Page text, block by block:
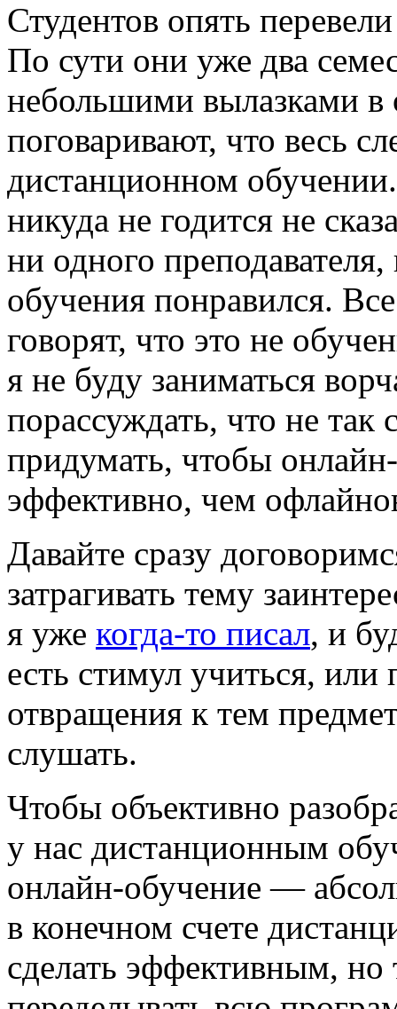
Студентов опять
По сути они уже два
небольшими вылазками
поговаривают, что весь
дистанционном
никуда не годится не
ни одного
обучения понравился.
говорят, что это не
я не буду заниматься
порассуждать, что не
придумать, чтобы
эффективно, чем
Давайте сразу
затрагивать тему
я уже когда-то писал, и
есть стимул учиться,
отвращения к тем
слушать.
Чтобы объективно
у нас дистанционным
онлайн-обучение —
в конечном счете
сделать эффективным, но